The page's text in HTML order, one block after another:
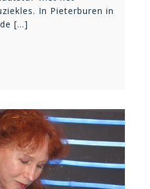
In Pieterburen in
[...]